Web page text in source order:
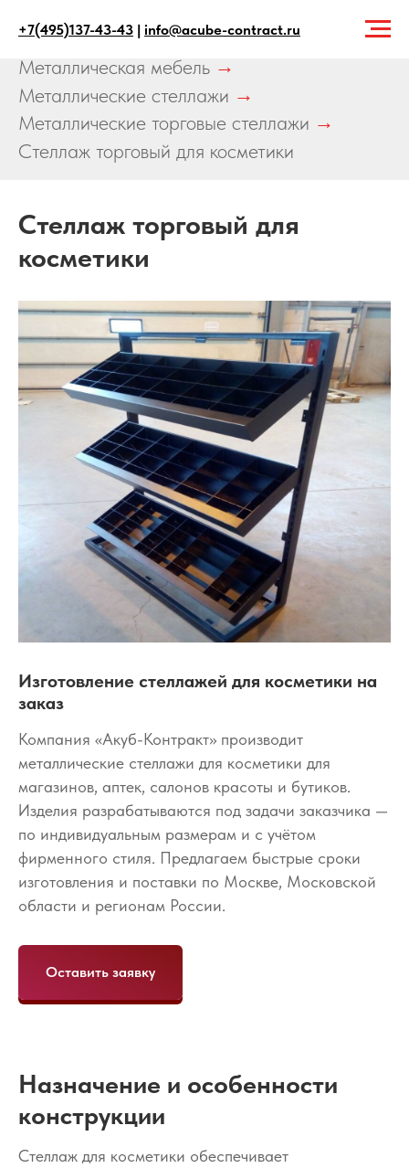
+7(495)137-43-43 | info@acube-contract.ru
Главная → Продукция →
Металлическая мебель →
Металлические стеллажи →
Металлические торговые стеллажи →
Стеллаж торговый для косметики
Стеллаж торговый для
косметики
Изготовление стеллажей для косметики на
заказ
Компания «Акуб-Контракт» производит
металлические стеллажи для косметики для
магазинов, аптек, салонов красоты и бутиков.
Изделия разрабатываются под задачи заказчика —
по индивидуальным размерам и с учётом
фирменного стиля. Предлагаем быстрые сроки
изготовления и поставки по Москве, Московской
области и регионам России.
Оставить заявку
Назначение и особенности
конструкции
Стеллаж для косметики обеспечивает